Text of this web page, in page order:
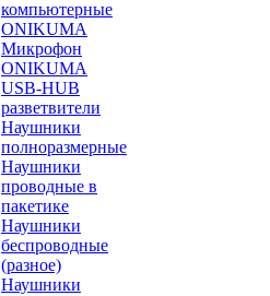
компьютерные
ONIKUMA
Микрофон
ONIKUMA
USB-HUB
разветвители
Наушники
полноразмерные
Наушники
проводные в
пакетике
Наушники
беспроводные
(разное)
Наушники